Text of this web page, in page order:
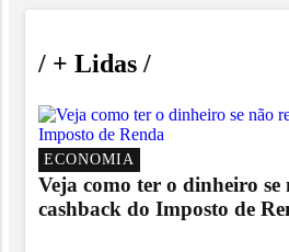
/ + Lidas /
ECONOMIA
Veja como ter o dinheiro se
cashback do Imposto de